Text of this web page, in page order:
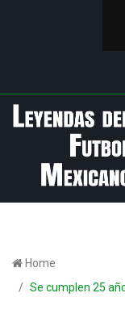
Home
Se cumplen 25